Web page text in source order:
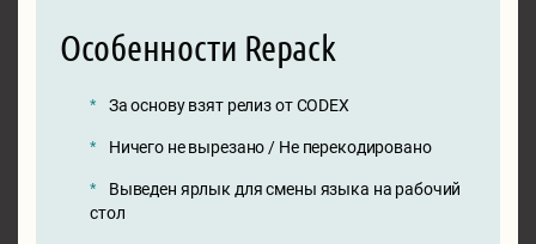
Особенности Repack
За основу взят релиз от CODEX
Ничего не вырезано / Не перекодировано
Выведен ярлык для смены языка на рабочий
стол